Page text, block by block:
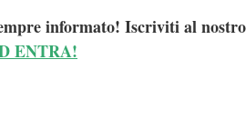
informato! Iscriviti al
ENTRA!